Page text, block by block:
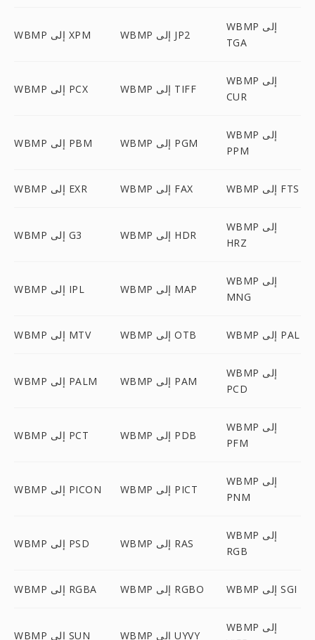
WBMP إلى XPM WBMP إلى JP2
WBMP إلى
TGA
WBMP إلى PCX WBMP إلى TIFF
WBMP إلى
CUR
WBMP إلى PBM WBMP إلى PGM
WBMP إلى
PPM
WBMP إلى EXR WBMP إلى FAX WBMP إلى FTS
WBMP إلى G3 WBMP إلى HDR
WBMP إلى
HRZ
WBMP إلى IPL WBMP إلى MAP
WBMP إلى
MNG
WBMP إلى MTV WBMP إلى OTB WBMP إلى PAL
WBMP إلى PALM WBMP إلى PAM
WBMP إلى
PCD
WBMP إلى PCT WBMP إلى PDB
WBMP إلى
PFM
WBMP إلى PICON WBMP إلى PICT
WBMP إلى
PNM
WBMP إلى PSD WBMP إلى RAS
WBMP إلى
RGB
WBMP إلى RGBA WBMP إلى RGBO WBMP إلى SGI
WBMP إلى SUN WBMP إلى UYVY
WBMP إلى